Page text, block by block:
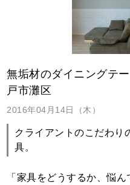
無垢材のダイニングテ
戸市灘区
2016年04月14日（木）
クライアントのこだわり
具。
「家具をどうするか、悩